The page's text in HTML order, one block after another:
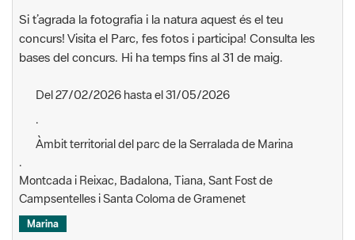
Si t’agrada la fotografia i la natura aquest és el teu
concurs! Visita el Parc, fes fotos i participa! Consulta les
bases del concurs. Hi ha temps fins al 31 de maig.
Del 27/02/2026 hasta el 31/05/2026
.
Àmbit territorial del parc de la Serralada de Marina
.
Montcada i Reixac, Badalona, Tiana, Sant Fost de
Campsentelles i Santa Coloma de Gramenet
Marina